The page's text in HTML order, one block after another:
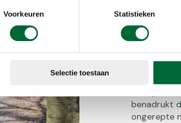
Voorkeuren Statistieken
Selectie toestaan
Hiken
waarbij je
terrein.
fysieke
beklimt,
bossen
Bart
kunt
benadrukt
ongerepte